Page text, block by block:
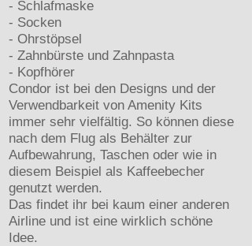
- Schlafmaske
- Socken
- Ohrstöpsel
- Zahnbürste und Zahnpasta
- Kopfhörer
Condor ist bei den Designs und der
Verwendbarkeit von Amenity Kits
immer sehr vielfältig. So können diese
nach dem Flug als Behälter zur
Aufbewahrung, Taschen oder wie in
diesem Beispiel als Kaffeebecher
genutzt werden.
Das findet ihr bei kaum einer anderen
Airline und ist eine wirklich schöne
Idee.